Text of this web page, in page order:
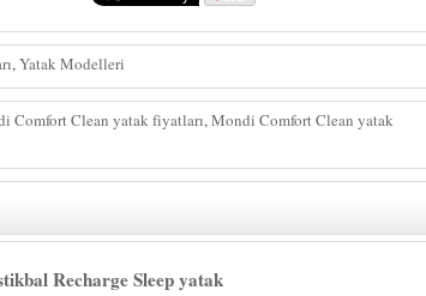
,Yatak Modelleri
Comfort Clean yatak fiyatları,Mondi Comfort Clean yatak
Recharge Sleep yatak